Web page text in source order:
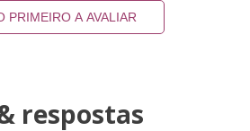
PRIMEIRO A AVALIAR
respostas